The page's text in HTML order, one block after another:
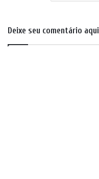
Deixe seu comentário aqui